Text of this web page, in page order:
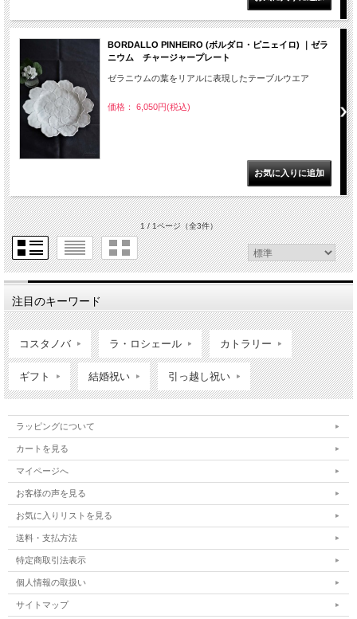
BORDALLO PINHEIRO (ボルダロ・ピニェイロ) ｜ゼラ
ニウム チャージャープレート
ゼラニウムの葉をリアルに表現したテーブルウエア
価格： 6,050円(税込)
1 / 1ページ（全3件）
注目のキーワード
コスタノバ ラ・ロシェール カトラリー
ギフト 結婚祝い 引っ越し祝い
ラッピングについて
カートを見る
マイページへ
お客様の声を見る
お気に入りリストを見る
送料・支払方法
特定商取引法表示
個人情報の取扱い
サイトマップ